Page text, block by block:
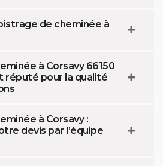
de cheminée à
à Corsavy 66150
réputé pour la qualité
à Corsavy :
devis par l’équipe